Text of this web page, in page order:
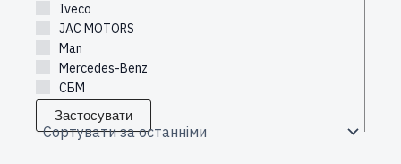
Iveco
JAC MOTORS
Man
Mercedes-Benz
СБМ
Застосувати